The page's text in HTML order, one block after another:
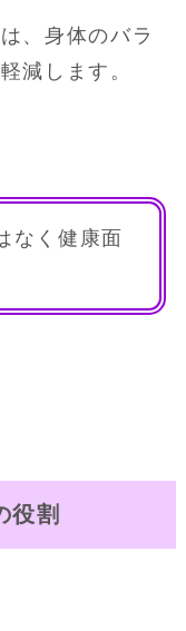
、身体のバラ
減します。
なく健康面
役割